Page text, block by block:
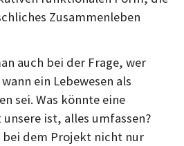
Zusammenleben
auch bei der Frage, wer
ein Lebewesen als
sei. Was könnte eine
ist, alles umfassen?
bei dem Projekt nicht nur